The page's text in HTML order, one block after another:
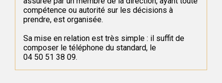
compétence ou autorité sur les décisions à
prendre, est organisée.
Sa mise en relation est très simple : il suffit de
composer le téléphone du standard, le
04 50 51 38 09.